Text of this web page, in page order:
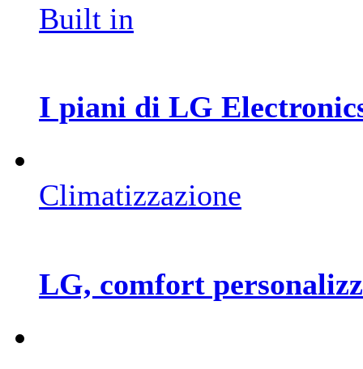
Built in
I piani di LG
Climatizzazione
LG, comfort